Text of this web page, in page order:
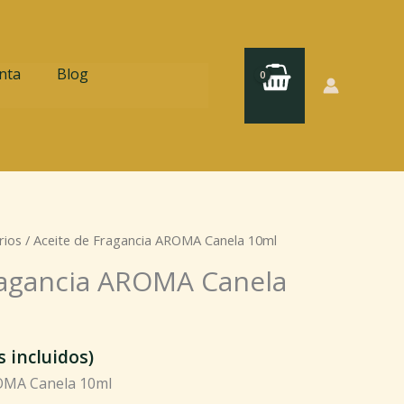
Blog
/ Aceite de Fragancia AROMA Canela 10ml
AROMA Canela
incluidos)
Canela 10ml